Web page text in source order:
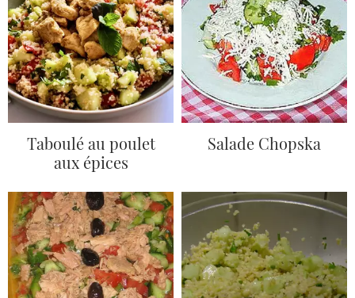
Taboulé au poulet
aux épices
Salade Chopska